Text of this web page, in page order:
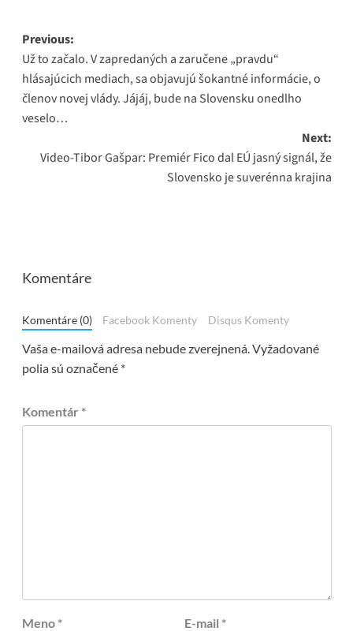
Post
navigation
Previous:
Už to začalo. V zapredaných a zaručene „pravdu“
hlásajúcich mediach, sa objavujú šokantné informácie, o
členov novej vlády. Jájáj, bude na Slovensku onedlho
veselo…
Next:
Video-Tibor Gašpar: Premiér Fico dal EÚ jasný signál, že
Slovensko je suverénna krajina
Komentáre
Komentáre (0) Facebook Komenty Disqus Komenty
Vaša e-mailová adresa nebude zverejnená. Vyžadované
polia sú označené *
Komentár *
Meno * E-mail *